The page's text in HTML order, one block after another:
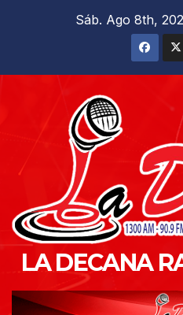
Sáb. Ago 8th,
LA DECANA